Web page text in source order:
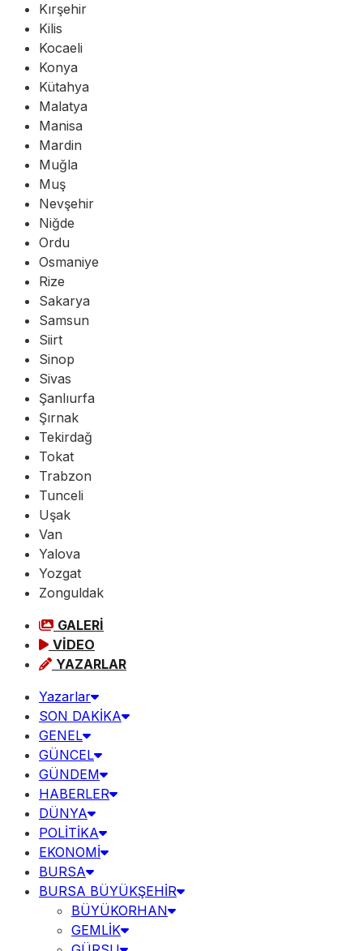
Kırşehir
Kilis
Kocaeli
Konya
Kütahya
Malatya
Manisa
Mardin
Muğla
Muş
Nevşehir
Niğde
Ordu
Osmaniye
Rize
Sakarya
Samsun
Siirt
Sinop
Sivas
Şanlıurfa
Şırnak
Tekirdağ
Tokat
Trabzon
Tunceli
Uşak
Van
Yalova
Yozgat
Zonguldak
GALERİ
VİDEO
YAZARLAR
Yazarlar
SON DAKİKA
GENEL
GÜNCEL
GÜNDEM
HABERLER
DÜNYA
POLİTİKA
EKONOMİ
BURSA
BURSA BÜYÜKŞEHİR
BÜYÜKORHAN
GEMLİK